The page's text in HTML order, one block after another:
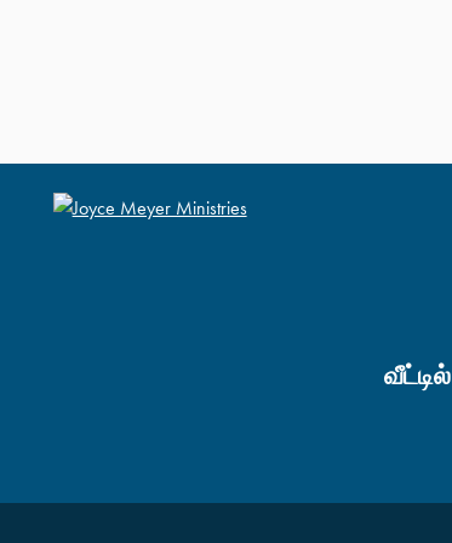
வீட்டில்